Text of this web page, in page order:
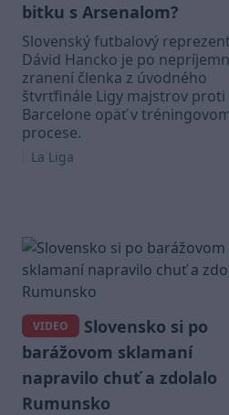
bitku s Arsenalom?
Slovenský futbalový
Dávid Hancko je po
zranení členka z úvodného
štvrťfinále Ligy majstrov proti
Barcelone opäť v
procese.
La Liga
VIDEO
Slovensko si po
barážovom sklamaní
napravilo chuť a zdolalo
Rumunsko